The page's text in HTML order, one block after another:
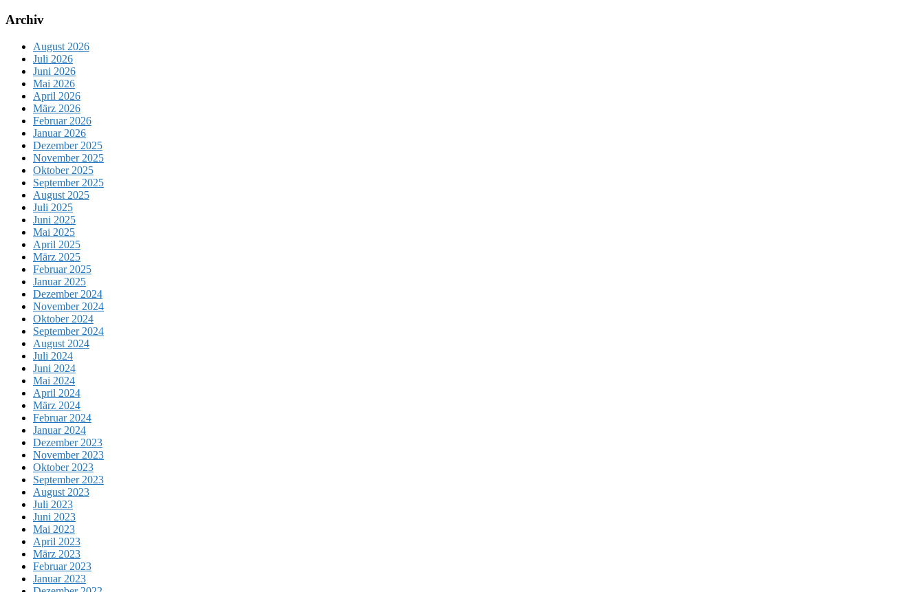
Archiv
August 2026
Juli 2026
Juni 2026
Mai 2026
April 2026
März 2026
Februar 2026
Januar 2026
Dezember 2025
November 2025
Oktober 2025
September 2025
August 2025
Juli 2025
Juni 2025
Mai 2025
April 2025
März 2025
Februar 2025
Januar 2025
Dezember 2024
November 2024
Oktober 2024
September 2024
August 2024
Juli 2024
Juni 2024
Mai 2024
April 2024
März 2024
Februar 2024
Januar 2024
Dezember 2023
November 2023
Oktober 2023
September 2023
August 2023
Juli 2023
Juni 2023
Mai 2023
April 2023
März 2023
Februar 2023
Januar 2023